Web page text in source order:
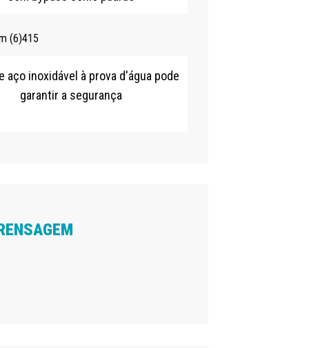
aço inoxidável à prova d'água pode
garantir a segurança